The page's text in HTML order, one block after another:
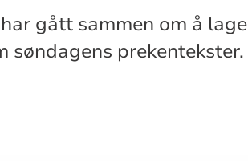
gått sammen om å lage
søndagens prekentekster.